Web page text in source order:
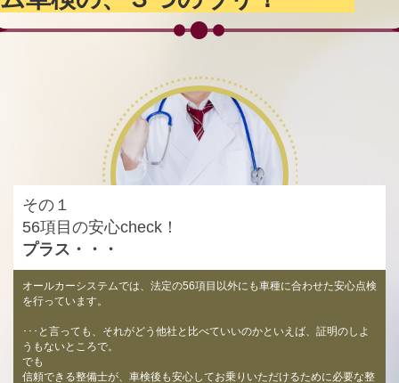
その１
56項目の安心check！
プラス・・・
オールカーシステムでは、法定の56項目以外にも車種に合わせた安心点検
を行っています。
･･･と言っても、それがどう他社と比べていいのかといえば、証明のしよ
うもないところで。
でも
信頼できる整備士が、車検後も安心してお乗りいただけるために必要な整